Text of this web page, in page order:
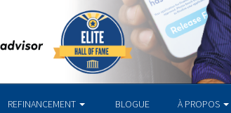
REFINANCEMENT BLOGUE À PROPOS